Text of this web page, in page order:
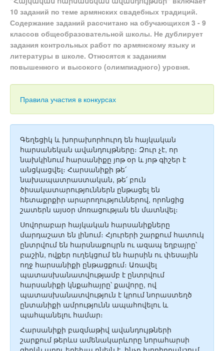
Книги
Учитель
10 заданий по теме армянских свадебных традиций.
Содержание заданий рассчитано на обучающихся 3 - 9
классов общеобразовательной школы. Не дублирует
задания контрольных работ по армянскому языку и
литературы в школе. Относятся к заданиям
повышенного и высокого (олимпиадного) уровня.
Правила участия в конкурсах
Գեղեցիկ և խորախորհուրդ են հայկական
հարսանեկան ավանդույթները։ Զուր չէ, որ
նախկինում հարսանիքը յոթ օր և յոթ գիշեր է
անցկացվել։ Հարսանիքի թե՛
նախապատրաստական, թե՛ բուն
ծիսակատարություններն ընթացել են
հետաքրքիր արարողություններով, որոնցից
շատերն այսօր մոռացության են մատնվել։
Սովորաբար հայկական հարսանիքները
մարդաշատ են լինում։ Հյուրերի շարքում հատուկ
ընտրվում են հարսնաքույրն ու ազապ եղբայրը՝
բաշին, ովքեր ուղեկցում են հարսին ու փեսային
ողջ հարսանիքի ընթացքում։ Առավել
պատասխանատվությամբ է ընտրվում
հարսանիքի կնքահայրը՝ քավորը, ով
պատասխանատվություն է կրում նորաստեղծ
ընտանիքի ամրությունն ապահովելու և
պահպանելու համար։
Հարսանիքի բազմաթիվ ավանդույթների
շարքում թերևս ամենակարևորը նորահարսի